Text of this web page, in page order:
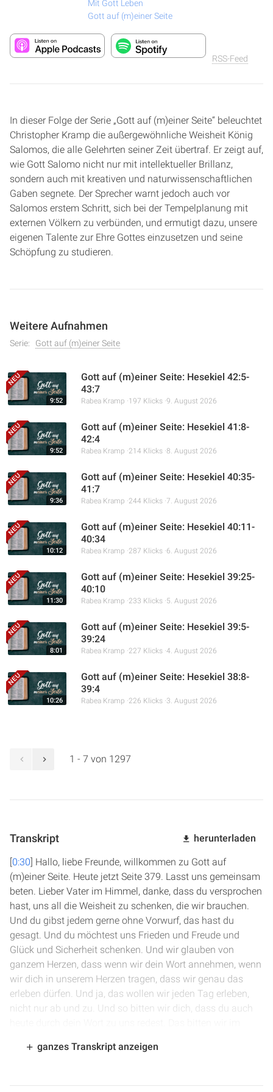
Mit Gott Leben
Gott auf (m)einer Seite
RSS-Feed
In dieser Folge der Serie „Gott auf (m)einer Seite“ beleuchtet
Christopher Kramp die außergewöhnliche Weisheit König
Salomos, die alle Gelehrten seiner Zeit übertraf. Er zeigt auf,
wie Gott Salomo nicht nur mit intellektueller Brillanz,
sondern auch mit kreativen und naturwissenschaftlichen
Gaben segnete. Der Sprecher warnt jedoch auch vor
Salomos erstem Schritt, sich bei der Tempelplanung mit
externen Völkern zu verbünden, und ermutigt dazu, unsere
eigenen Talente zur Ehre Gottes einzusetzen und seine
Schöpfung zu studieren.
Weitere Aufnahmen
Serie: Gott auf (m)einer Seite
9:52
Gott auf (m)einer Seite: Hesekiel 42:5-
43:7
Rabea Kramp 197 Klicks 9. August 2026
9:52
Gott auf (m)einer Seite: Hesekiel 41:8-
42:4
Rabea Kramp 214 Klicks 8. August 2026
9:36
Gott auf (m)einer Seite: Hesekiel 40:35-
41:7
Rabea Kramp 244 Klicks 7. August 2026
10:12
Gott auf (m)einer Seite: Hesekiel 40:11-
40:34
Rabea Kramp 287 Klicks 6. August 2026
11:30
Gott auf (m)einer Seite: Hesekiel 39:25-
40:10
Rabea Kramp 233 Klicks 5. August 2026
8:01
Gott auf (m)einer Seite: Hesekiel 39:5-
39:24
Rabea Kramp 227 Klicks 4. August 2026
10:26
Gott auf (m)einer Seite: Hesekiel 38:8-
39:4
Rabea Kramp 226 Klicks 3. August 2026
1 - 7 von 1297
Transkript herunterladen
[0:30] Hallo, liebe Freunde, willkommen zu Gott auf
(m)einer Seite. Heute jetzt Seite 379. Lasst uns gemeinsam
beten. Lieber Vater im Himmel, danke, dass du versprochen
hast, uns all die Weisheit zu schenken, die wir brauchen.
Und du gibst jedem gerne ohne Vorwurf, das hast du
gesagt. Und du möchtest uns Frieden und Freude und
Glück und Sicherheit schenken. Und wir glauben von
ganzem Herzen, dass wenn wir dein Wort annehmen, wenn
wir dich in unserem Herzen tragen, dass wir genau das
erleben dürfen. Und ja, das wollen wir jeden Tag erleben,
nicht nur ab und zu. Und so bitten wir dich, dass du auch
ganzes Transkript anzeigen